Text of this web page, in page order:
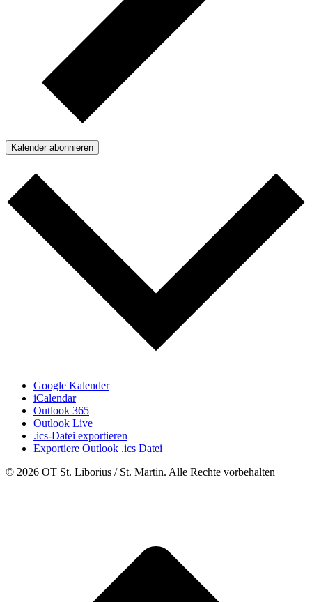
Kalender abonnieren
Google Kalender
iCalendar
Outlook 365
Outlook Live
.ics-Datei exportieren
Exportiere Outlook .ics Datei
© 2026 OT St. Liborius / St. Martin. Alle Rechte vorbehalten